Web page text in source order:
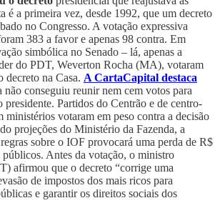
é a primeira vez, desde 1992, que um decreto
no Congresso. A votação expressiva
383 a favor e apenas 98 contra. Em
simbólica no Senado – lá, apenas a
do PDT, Weverton Rocha (MA), votaram
decreto na Casa. A CartaCapital destaca
não conseguiu reunir nem cem votos para
presidente. Partidos do Centrão e de centro-
ministérios votaram em peso contra a decisão
projeções do Ministério da Fazenda, a
sobre o IOF provocará uma perda de R$
públicos. Antes da votação, o ministro
afirmou que o decreto “corrige uma
de impostos dos mais ricos para
e garantir os direitos sociais dos